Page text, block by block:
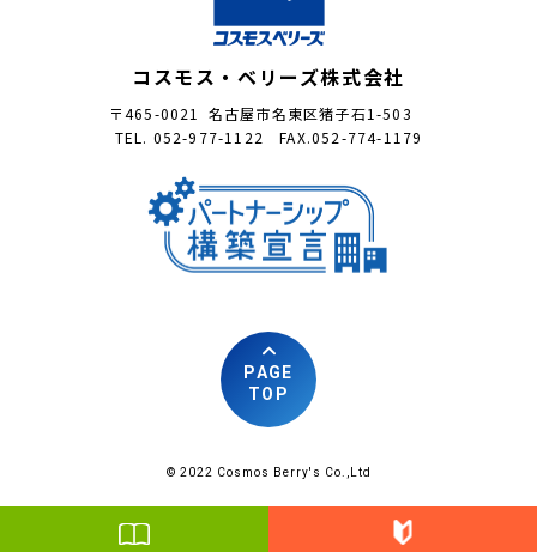
コスモス・ベリーズ株式会社
〒465-0021 名古屋市名東区猪子石1-503
TEL. 052-977-1122 FAX.052-774-1179
© 2022 Cosmos Berry's Co.,Ltd
PAGE
TOP